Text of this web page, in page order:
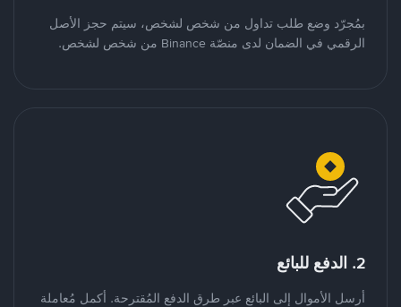
بمُجرّد وضع طلب تداول من شخص لشخص، سيتم حجز الأصل
الرقمي في الضمان لدى منصّة Binance من شخص لشخص.
2. الدفع للبائع
أرسل الأموال إلى البائع عبر طرق الدفع المُقترحة. أكمل مُعاملة